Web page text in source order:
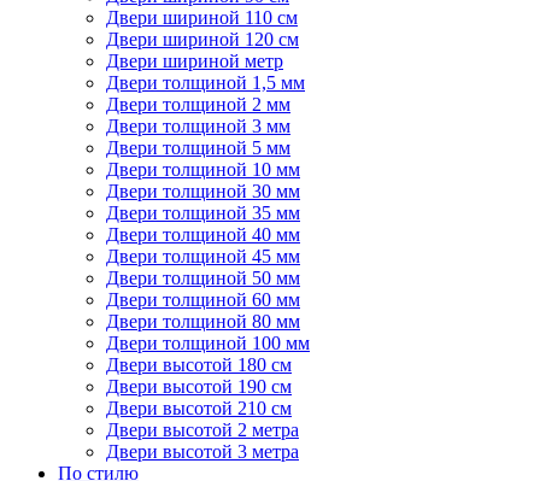
Двери шириной 110 см
Двери шириной 120 см
Двери шириной метр
Двери толщиной 1,5 мм
Двери толщиной 2 мм
Двери толщиной 3 мм
Двери толщиной 5 мм
Двери толщиной 10 мм
Двери толщиной 30 мм
Двери толщиной 35 мм
Двери толщиной 40 мм
Двери толщиной 45 мм
Двери толщиной 50 мм
Двери толщиной 60 мм
Двери толщиной 80 мм
Двери толщиной 100 мм
Двери высотой 180 см
Двери высотой 190 см
Двери высотой 210 см
Двери высотой 2 метра
Двери высотой 3 метра
По стилю